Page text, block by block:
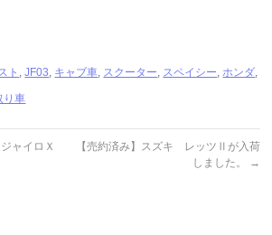
ト ,JF03 キャブ車 スクーター スペイシー ホンダ
り車
ャイロＸ
【売約済み】スズキ レッツⅡが入荷
しました。
→